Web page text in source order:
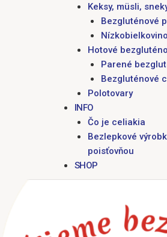
Keksy, müsli,
Bezgluténové
Hotové
Parené
Bezgluténové
Polotovary
INFO
Čo je celiakia
Bezlepkové
poisťovňou
SHOP